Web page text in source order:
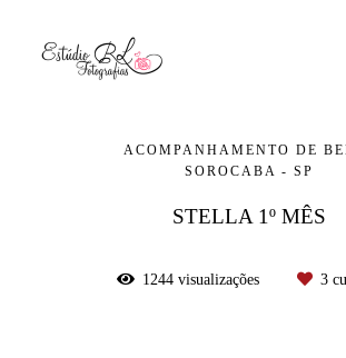
ACOMPANHAMENTO DE
SOROCABA - SP
STELLA 1º MÊS
1244 visualizações 3